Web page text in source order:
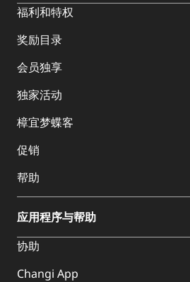
福利和特权
奖励目录
会员独享
独家活动
樟宜梦蝶客
促销
帮助
应用程序与帮助
协助
Changi App